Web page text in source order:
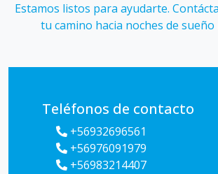
Estamos listos para ayudarte.
tu camino hacia noches de
Teléfonos de contacto
+56932696561
+56976091979
+56983214407